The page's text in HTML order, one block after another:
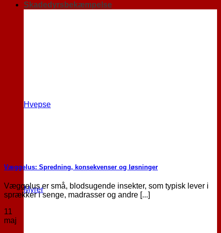
Skadedyrsbekæmpelse
Hvepse
Myrer
Væggelus: Spredning, konsekvenser og løsninger
Væggelus er små, blodsugende insekter, som typisk lever i
sprækker i senge, madrasser og andre [...]
11
maj